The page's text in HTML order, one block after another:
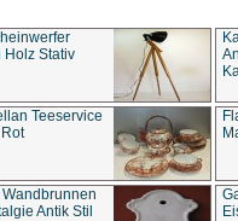
Holz Stativ
Teeservice
Antik Stil